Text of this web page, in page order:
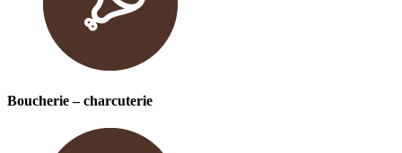
Boucherie – charcuterie